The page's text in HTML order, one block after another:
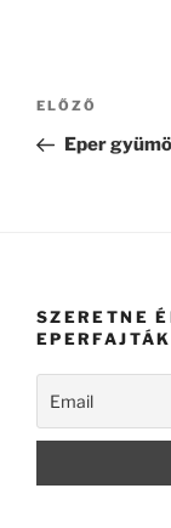
Bejegyzés
Korábbi
bejegyzés
ELŐZŐ
Eper
SZERETNE